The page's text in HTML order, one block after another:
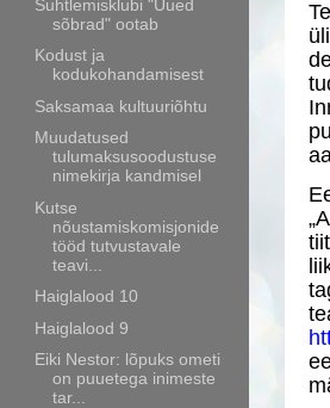
Suhtlemisklubi "Uued
sõbrad" ootab
Kodust ja
kodukohandamisest
Saksamaa kultuuriõhtu
Muudatused
tulumaksusoodustuse
nimekirja kandmisel
Kutse
nõustamiskomisjonide
tööd tutvustavale
teavi...
Haiglalood 10
Haiglalood 9
Eiki Nestor: lõpuks ometi
on puuetega inimeste
tar...